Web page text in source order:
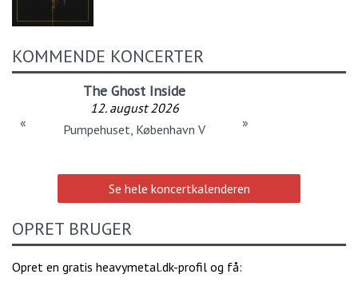
KOMMENDE KONCERTER
The Ghost Inside
12. august 2026
Pumpehuset, København V
« »
Se hele koncertkalenderen
OPRET BRUGER
Opret en gratis heavymetal.dk-profil og få: